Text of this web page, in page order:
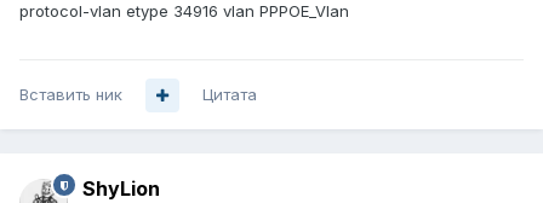
protocol-vlan etype 34916 vlan PPPOE_Vlan
Вставить ник Цитата
ShyLion